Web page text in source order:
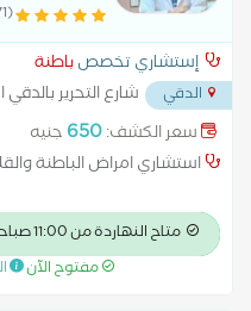
(171 تقييم)
إستشاري تخصصباطنة
الدقي شارع التحرير
سعر الكشف:650 جنيه
استشاري امراض الباطنة
متاح النهاردة من 11:00 صباحاً
مفتوح الآن